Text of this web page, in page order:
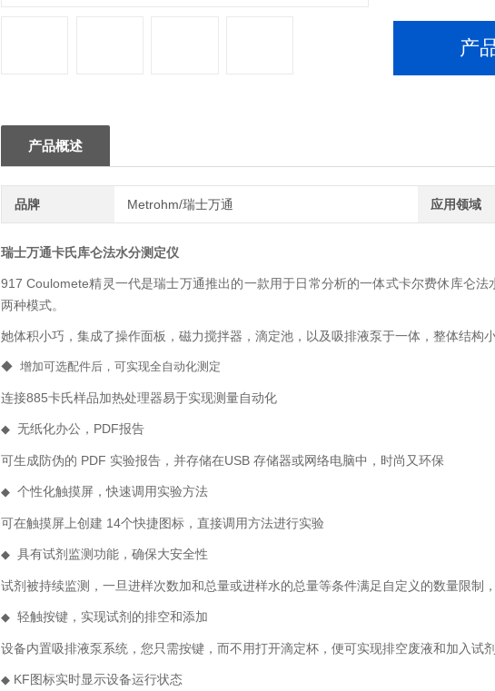
产
产品概述
品牌 Metrohm/瑞士万通 应用领域
瑞士万通卡氏库仑法水分测定仪
917 Coulomete精灵一代是瑞士万通推出的一款用于日常分析的一体式卡尔费休库仑
两种模式。
她体积小巧，集成了操作面板，磁力搅拌器，滴定池，以及吸排液泵于一体，整体结构
◆ 增加可选配件后，可实现全自动化测定
连接885卡氏样品加热处理器易于实现测量自动化
◆ 无纸化办公，PDF报告
可生成防伪的 PDF 实验报告，并存储在USB 存储器或网络电脑中，时尚又环保
◆ 个性化触摸屏，快速调用实验方法
可在触摸屏上创建 14个快捷图标，直接调用方法进行实验
◆ 具有试剂监测功能，确保大安全性
试剂被持续监测，一旦进样次数加和总量或进样水的总量等条件满足自定义的数量限制
◆ 轻触按键，实现试剂的排空和添加
设备内置吸排液泵系统，您只需按键，而不用打开滴定杯，便可实现排空废液和加入试
◆ KF图标实时显示设备运行状态